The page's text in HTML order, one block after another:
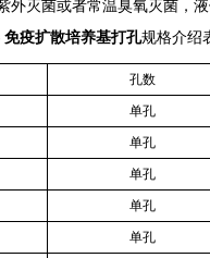
外灭菌或者常温臭氧灭菌，液
疫扩散培养基打孔规格介绍
孔数
单孔
单孔
单孔
单孔
单孔